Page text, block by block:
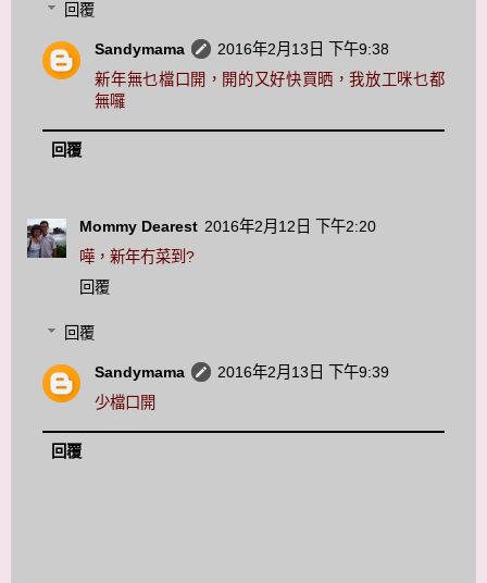
回覆
Sandymama
2016年2月13日 下午9:38
新年無乜檔口開，開的又好快買晒，我放工咪乜都
無囉
回覆
Mommy Dearest 2016年2月12日 下午2:20
嘩，新年冇菜到?
回覆
回覆
Sandymama
2016年2月13日 下午9:39
少檔口開
回覆